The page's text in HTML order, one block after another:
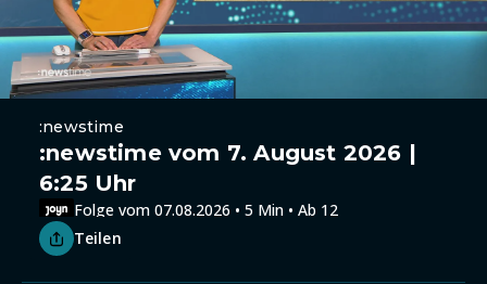
:newstime
:newstime vom 7. August 2026 |
6:25 Uhr
Folge vom 07.08.2026 • 5 Min • Ab 12
Teilen